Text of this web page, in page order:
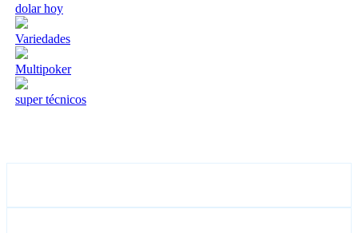
dolar hoy
Variedades
Multipoker
super técnicos